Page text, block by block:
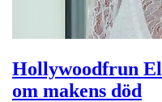
Hollywoodfrun
om makens död